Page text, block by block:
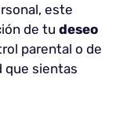
este
de tu deseo
parental o de
que sientas